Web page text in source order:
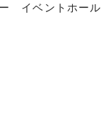
イベントホール